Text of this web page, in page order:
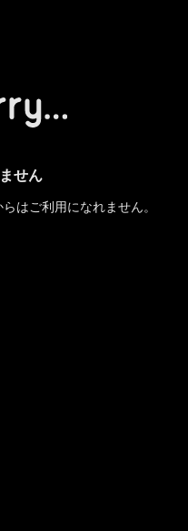
せん
はご利用になれません。